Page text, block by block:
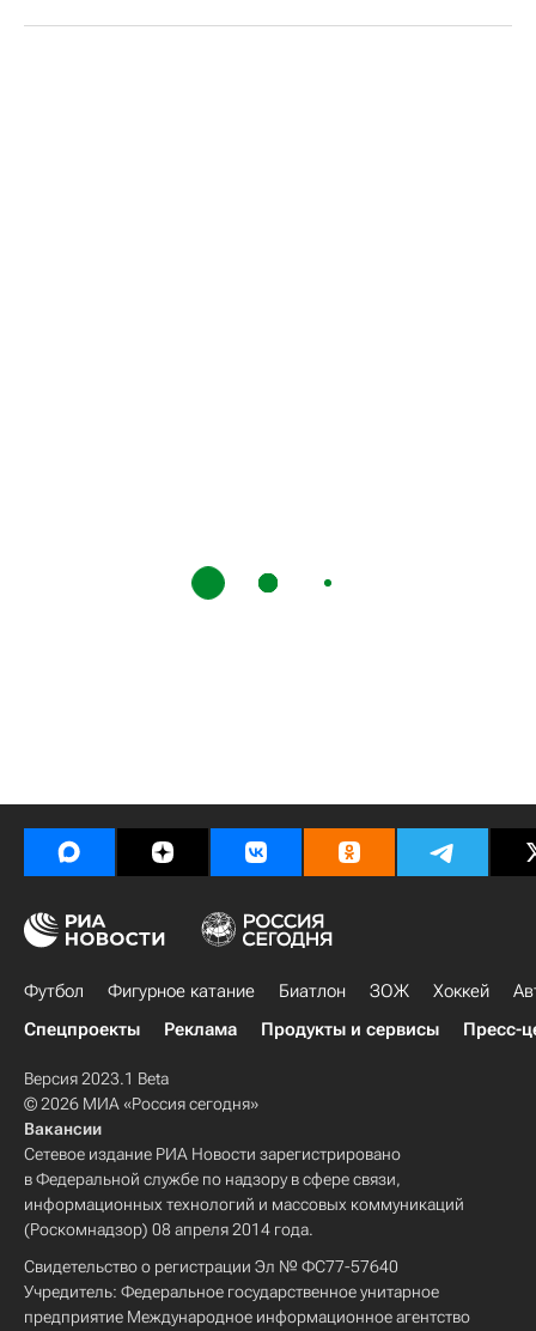
Футбол Фигурное катание Биатлон ЗОЖ Хоккей
Спецпроекты
Реклама Продукты и сервисы Пресс-
Версия 2023.1 Beta
© 2026 МИА «Россия сегодня»
Вакансии
Сетевое издание РИА Новости зарегистрировано
в Федеральной службе по надзору в сфере связи,
информационных технологий и массовых коммуникаций
(Роскомнадзор) 08 апреля 2014 года.
Свидетельство о регистрации Эл № ФС77-57640
Учредитель: Федеральное государственное унитарное
предприятие Международное информационное агентство